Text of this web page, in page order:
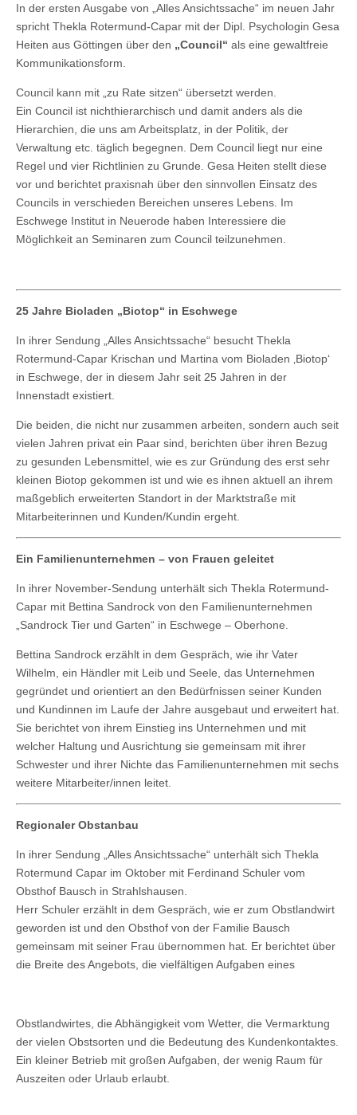
In der ersten Ausgabe von „Alles Ansichtssache“ im neuen Jahr
spricht Thekla Rotermund-Capar mit der Dipl. Psychologin Gesa
Heiten aus Göttingen über den „Council“ als eine gewaltfreie
Kommunikationsform.
Council kann mit „zu Rate sitzen“ übersetzt werden.
Ein Council ist nichthierarchisch und damit anders als die
Hierarchien, die uns am Arbeitsplatz, in der Politik, der
Verwaltung etc. täglich begegnen. Dem Council liegt nur eine
Regel und vier Richtlinien zu Grunde. Gesa Heiten stellt diese
vor und berichtet praxisnah über den sinnvollen Einsatz des
Councils in verschieden Bereichen unseres Lebens. Im
Eschwege Institut in Neuerode haben Interessiere die
Möglichkeit an Seminaren zum Council teilzunehmen.
25 Jahre Bioladen „Biotop“ in Eschwege
In ihrer Sendung „Alles Ansichtssache“ besucht Thekla
Rotermund-Capar Krischan und Martina vom Bioladen ‚Biotop‘
in Eschwege, der in diesem Jahr seit 25 Jahren in der
Innenstadt existiert.
Die beiden, die nicht nur zusammen arbeiten, sondern auch seit
vielen Jahren privat ein Paar sind, berichten über ihren Bezug
zu gesunden Lebensmittel, wie es zur Gründung des erst sehr
kleinen Biotop gekommen ist und wie es ihnen aktuell an ihrem
maßgeblich erweiterten Standort in der Marktstraße mit
Mitarbeiterinnen und Kunden/Kundin ergeht.
Ein Familienunternehmen – von Frauen geleitet
In ihrer November-Sendung unterhält sich Thekla Rotermund-
Capar mit Bettina Sandrock von den Familienunternehmen
„Sandrock Tier und Garten“ in Eschwege – Oberhone.
Bettina Sandrock erzählt in dem Gespräch, wie ihr Vater
Wilhelm, ein Händler mit Leib und Seele, das Unternehmen
gegründet und orientiert an den Bedürfnissen seiner Kunden
und Kundinnen im Laufe der Jahre ausgebaut und erweitert hat.
Sie berichtet von ihrem Einstieg ins Unternehmen und mit
welcher Haltung und Ausrichtung sie gemeinsam mit ihrer
Schwester und ihrer Nichte das Familienunternehmen mit sechs
weitere Mitarbeiter/innen leitet.
Regionaler Obstanbau
In ihrer Sendung „Alles Ansichtssache“ unterhält sich Thekla
Rotermund Capar im Oktober mit Ferdinand Schuler vom
Obsthof Bausch in Strahlshausen.
Herr Schuler erzählt in dem Gespräch, wie er zum Obstlandwirt
geworden ist und den Obsthof von der Familie Bausch
gemeinsam mit seiner Frau übernommen hat. Er berichtet über
die Breite des Angebots, die vielfältigen Aufgaben eines
Obstlandwirtes, die Abhängigkeit vom Wetter, die Vermarktung
der vielen Obstsorten und die Bedeutung des Kundenkontaktes.
Ein kleiner Betrieb mit großen Aufgaben, der wenig Raum für
Auszeiten oder Urlaub erlaubt.